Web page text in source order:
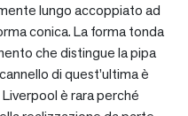
lungo accoppiato ad
conica. La forma tonda
che distingue la pipa
di quest’ultima è
è rara perché